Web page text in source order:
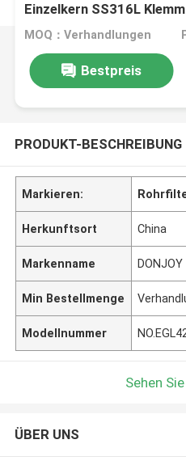
Einzelkern SS316L
MOQ：Verhandlungen
Bestpreis
PRODUKT-BESCHREIBUNG
Markieren:
Herkunftsort China
Markenname DONJOY
Min Bestellmenge
Modellnummer
Sehen
ÜBER UNS